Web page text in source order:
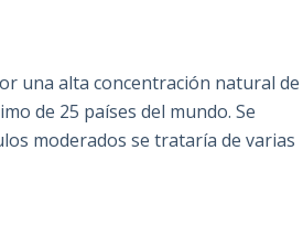
una alta concentración natural de
de 25 países del mundo. Se
moderados se trataría de varias